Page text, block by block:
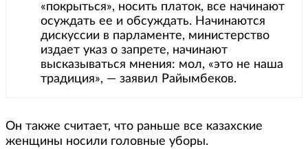
«покрыться», носить платок, все начинают
осуждать ее и обсуждать. Начинаются
дискуссии в парламенте, министерство
издает указ о запрете, начинают
высказываться мнения: мол, «это не наша
традиция», — заявил Райымбеков.
Он также считает, что раньше все казахские
женщины носили головные уборы.